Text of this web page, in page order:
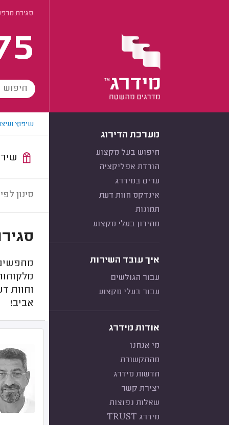
סגירת
מערכת הדירוג
חיפוש בעל מקצוע
הורדת אפליקציה
ערים במידרג
אינדקס חוות דעת
תמונות
מחירון בעלי מקצוע
איך עובד השירות
עבור הגולשים
עבור בעלי מקצוע
אודות מידרג
מי אנחנו
מהתקשורת
חדשות מידרג
יצירת קשר
שאלות נפוצות
מידרג TRUST
שיפוץ
סינון
וחוות
אביב!